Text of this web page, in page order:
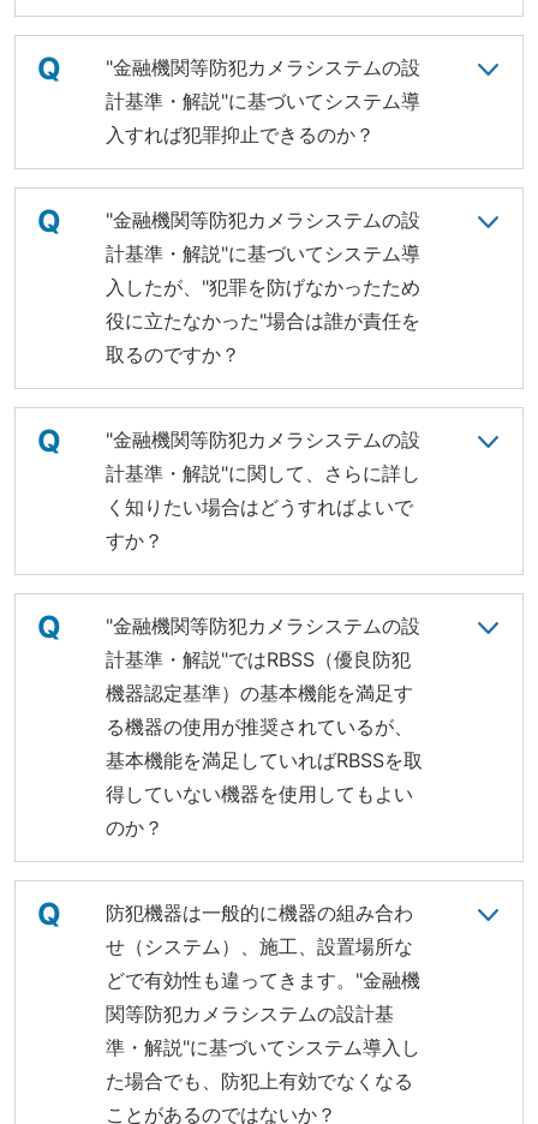
Q
"金融機関等防犯カメラシステムの設
計基準・解説"に基づいてシステム導
入すれば犯罪抑止できるのか？
Q
"金融機関等防犯カメラシステムの設
計基準・解説"に基づいてシステム導
入したが、"犯罪を防げなかったため
役に立たなかった"場合は誰が責任を
取るのですか？
Q
"金融機関等防犯カメラシステムの設
計基準・解説"に関して、さらに詳し
く知りたい場合はどうすればよいで
すか？
Q
"金融機関等防犯カメラシステムの設
計基準・解説"ではRBSS（優良防犯
機器認定基準）の基本機能を満足す
る機器の使用が推奨されているが、
基本機能を満足していればRBSSを取
得していない機器を使用してもよい
のか？
Q
防犯機器は一般的に機器の組み合わ
せ（システム）、施工、設置場所な
どで有効性も違ってきます。"金融機
関等防犯カメラシステムの設計基
準・解説"に基づいてシステム導入し
た場合でも、防犯上有効でなくなる
ことがあるのではないか？